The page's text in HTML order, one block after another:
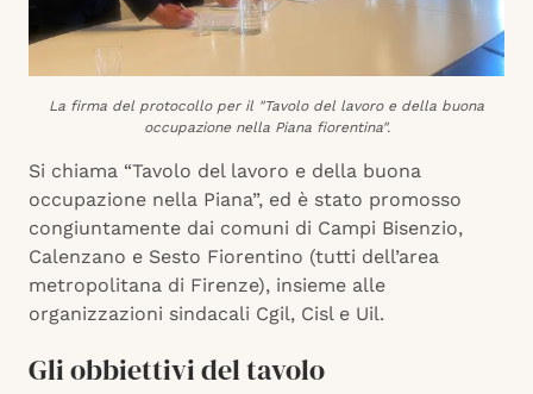
La firma del protocollo per il "Tavolo del lavoro e della buona
occupazione nella Piana fiorentina".
Si chiama “Tavolo del lavoro e della buona
occupazione nella Piana”, ed è stato promosso
congiuntamente dai comuni di Campi Bisenzio,
Calenzano e Sesto Fiorentino (tutti dell’area
metropolitana di Firenze), insieme alle
organizzazioni sindacali Cgil, Cisl e Uil.
Gli obbiettivi del tavolo